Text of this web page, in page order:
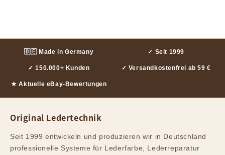
🇩🇪 Made in Germany ✓ Seit 1999
✓ 150.000+ Kunden ✓ Versandkostenfrei ab 59 €
★ Aktuelle eBay-Bewertungen
Original Ledertechnik
Seit 1999 entwickeln und produzieren wir in Deutschland
professionelle Systeme für Lederfarbe, Lederreparatur